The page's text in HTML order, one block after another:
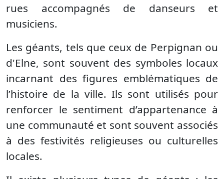
rues accompagnés de danseurs et
musiciens.
Les géants, tels que ceux de Perpignan ou
d'Elne, sont souvent des symboles locaux
incarnant des figures emblématiques de
l’histoire de la ville. Ils sont utilisés pour
renforcer le sentiment d’appartenance à
une communauté et sont souvent associés
à des festivités religieuses ou culturelles
locales.